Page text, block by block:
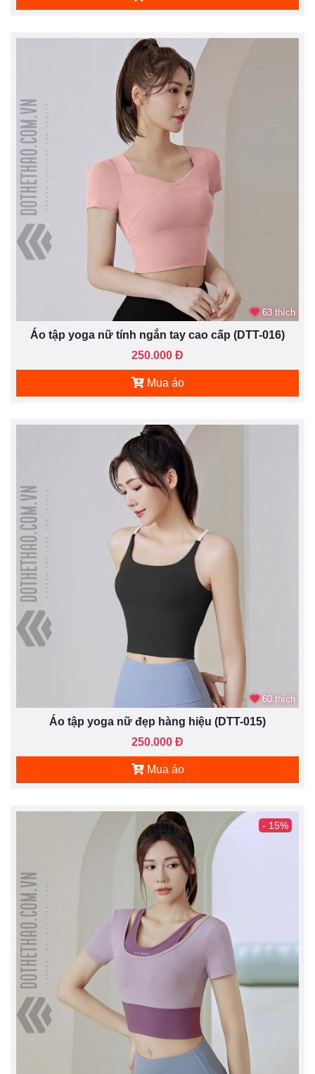
63 thích
Áo tập yoga nữ tính ngắn tay cao cấp (DTT-016)
250.000 Đ
Mua áo
60 thích
Áo tập yoga nữ đẹp hàng hiệu (DTT-015)
250.000 Đ
Mua áo
- 15%